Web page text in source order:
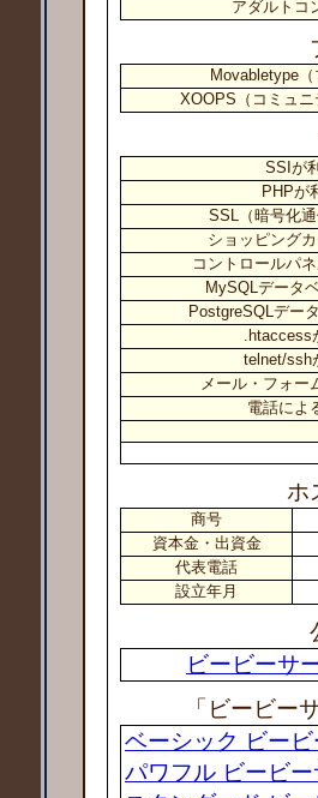
アダルトコ
Movabletype（
XOOPS（コミュニ
SSIが
PHPが
SSL（暗号化
ショッピング
コントロールパ
MySQLデータ
PostgreSQLデー
.htaccess
telnet/ssh
メール・フォー
電話によ
ホ
商号
資本金・出資金
代表電話
設立年月
ビービーサ
「ビービー
ベーシック ビー
パワフル ビービ